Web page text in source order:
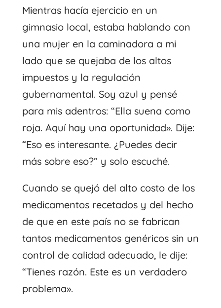
Mientras hacía ejercicio en un
gimnasio local, estaba hablando con
una mujer en la caminadora a mi
lado que se quejaba de los altos
impuestos y la regulación
gubernamental. Soy azul y pensé
para mis adentros: “Ella suena como
roja. Aquí hay una oportunidad». Dije:
“Eso es interesante. ¿Puedes decir
más sobre eso?” y solo escuché.
Cuando se quejó del alto costo de los
medicamentos recetados y del hecho
de que en este país no se fabrican
tantos medicamentos genéricos sin un
control de calidad adecuado, le dije:
“Tienes razón. Este es un verdadero
problema».